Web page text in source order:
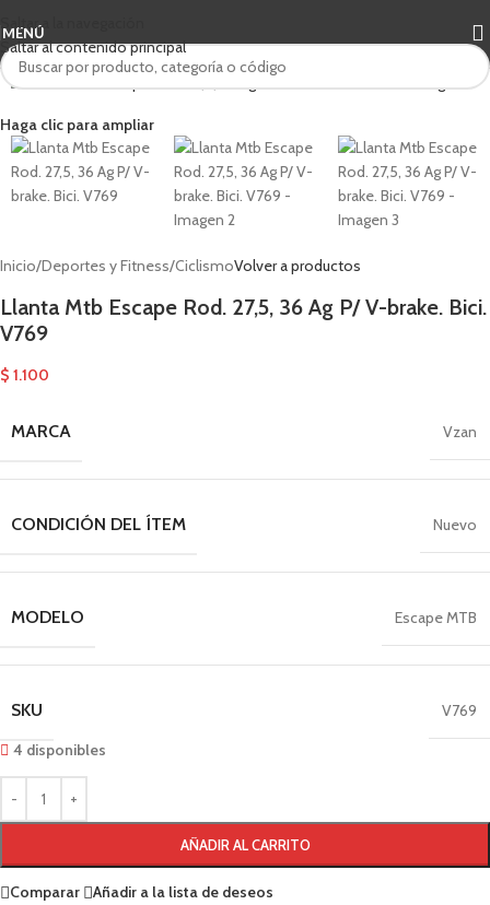
Saltar a la navegación
Saltar al contenido principal
MENÚ
Haga clic para ampliar
Inicio/Deportes y Fitness/CiclismoVolver a productos
Llanta Mtb Escape Rod. 27,5, 36 Ag P/ V-brake. Bici.
V769
$ 1.100
MARCA Vzan
CONDICIÓN DEL ÍTEM Nuevo
MODELO Escape MTB
SKU
V769
4 disponibles
AÑADIR AL CARRITO
Comparar
Añadir a la lista de deseos